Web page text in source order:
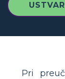
Pri